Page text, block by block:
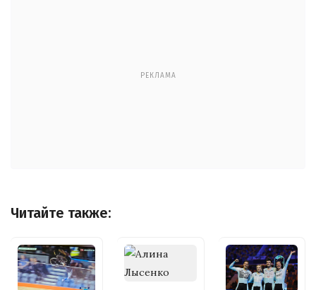
РЕКЛАМА
Читайте также: